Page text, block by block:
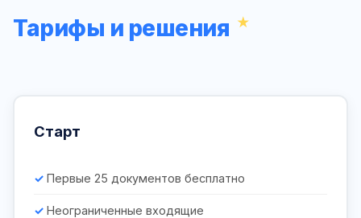
Тарифы и решения
Старт
Первые 25 документов бесплатно
Неограниченные входящие